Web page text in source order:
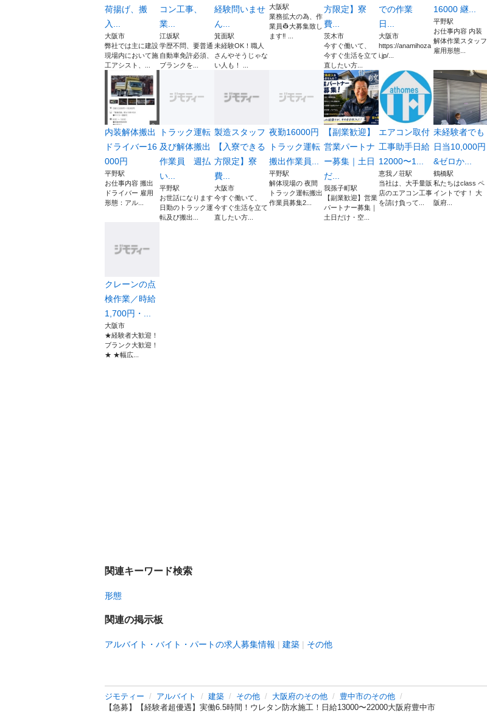
荷揚げ、搬
入...
大阪市
弊社では主に建設
現場内において施
工アシスト、...
コン工事、
業...
江坂駅
学歴不問、要普通
自動車免許必須、
ブランクを...
経験問いませ
ん...
箕面駅
未経験OK！職人
さんやそうじゃな
い人も！ ...
大阪駅
業務拡大の為、作
業員👷大募集致し
ます‼️ ...
方限定】寮
費...
茨木市
今すぐ働いて、
今すぐ生活を立て
直したい方...
での作業
日...
大阪市
https://anamihoza
i.jp/...
16000 継...
平野駅
お仕事内容 内装
解体作業スタッフ
雇用形態...
内装解体搬出
ドライバー16
000円
平野駅
お仕事内容 搬出
ドライバー 雇用
形態：アル...
トラック運転
及び解体搬出
作業員 週払
い...
平野駅
お世話になります
日勤のトラック運
転及び搬出...
製造スタッフ
【入寮できる
方限定】寮
費...
大阪市
今すぐ働いて、
今すぐ生活を立て
直したい方...
夜勤16000円
トラック運転
搬出作業員...
平野駅
解体現場の 夜間
トラック運転搬出
作業員募集2...
【副業歓迎】
営業パートナ
ー募集｜土日
だ...
我孫子町駅
【副業歓迎】営業
パートナー募集｜
土日だけ・空...
エアコン取付
工事助手日給
12000〜1...
恵我ノ荘駅
当社は、大手量販
店のエアコン工事
を請け負って...
未経験者でも
日当10,000円
&ゼロか...
鶴橋駅
私たちはclass ペ
イントです！ 大
阪府...
クレーンの点
検作業／時給
1,700円・...
大阪市
★経験者大歓迎！
ブランク大歓迎！
★ ★幅広...
関連キーワード検索
形態
関連の掲示板
アルバイト・バイト・パートの求人募集情報 建築 その他
ジモティー アルバイト 建築 その他 大阪府のその他
豊中市のその他
【急募】【経験者超優遇】実働6.5時間！ウレタン防水施工！日給13000〜22000大阪府豊中市